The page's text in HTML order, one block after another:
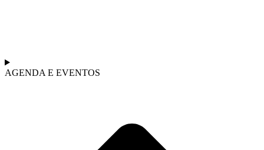
AGENDA E EVENTOS